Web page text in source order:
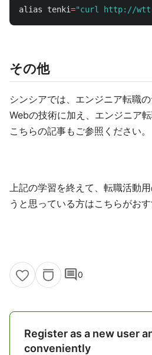
alias tenki="curl http://
その他
シンシアでは、エンジニア転職
Webの技術に加え、エンジニア
こちらの記事もご参照ください。
上記の学習を終えて、転職活動
うと思っている方はこちらがおす
comment0
Register as a new user
conveniently